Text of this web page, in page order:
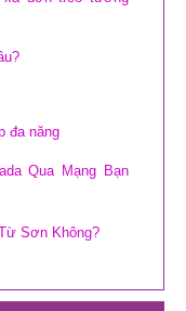
đa năng
Qua Mạng Bạn
Sơn Không?